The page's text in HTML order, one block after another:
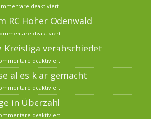
deaktiviert
RC Hoher Odenwald
deaktiviert
Kreisliga verabschiedet
deaktiviert
alles klar gemacht
deaktiviert
in Überzahl
deaktiviert